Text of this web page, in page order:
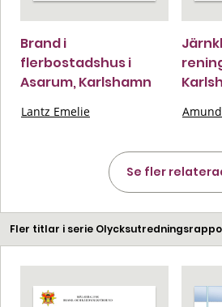
Brand i
flerbostadshus i
Asarum, Karlshamn
Lantz Emelie
Se fler
Fler titlar i serie